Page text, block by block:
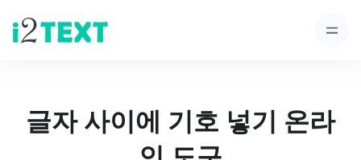
글자 사이에 기호 넣기 온라